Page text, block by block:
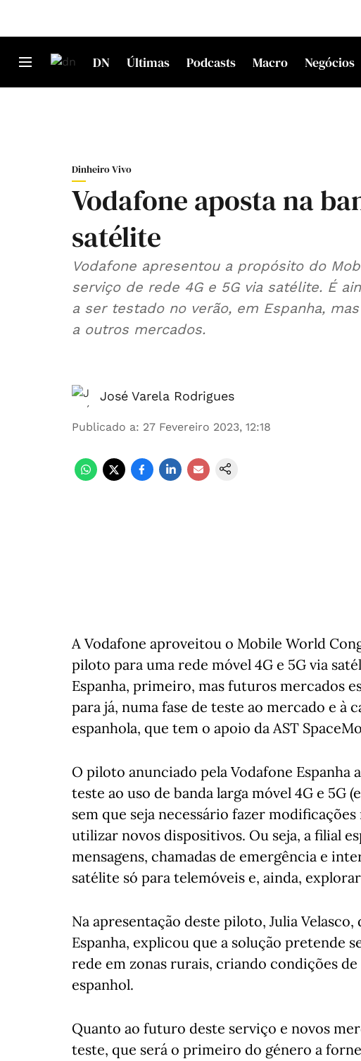
DN Últimas Podcasts Macro Negócios
Dinheiro Vivo
Vodafone aposta na
satélite
Vodafone apresentou a propósito do
serviço de rede 4G e 5G via satélite. É
a ser testado no verão, em Espanha,
a outros mercados.
José Varela Rodrigues
Publicado a: 27 Fevereiro 2023, 12:18
A Vodafone aproveitou o Mobile World
piloto para uma rede móvel 4G e 5G via
Espanha, primeiro, mas futuros mercados
para já, numa fase de teste ao mercado e à
espanhola, que tem o apoio da AST
O piloto anunciado pela Vodafone Espanha
teste ao uso de banda larga móvel 4G e 5G
sem que seja necessário fazer
utilizar novos dispositivos. Ou seja, a filial
mensagens, chamadas de emergência e
satélite só para telemóveis e, ainda,
Na apresentação deste piloto, Julia
Espanha, explicou que a solução pretende
rede em zonas rurais, criando condições
espanhol.
Quanto ao futuro deste serviço e novos
teste, que será o primeiro do género a